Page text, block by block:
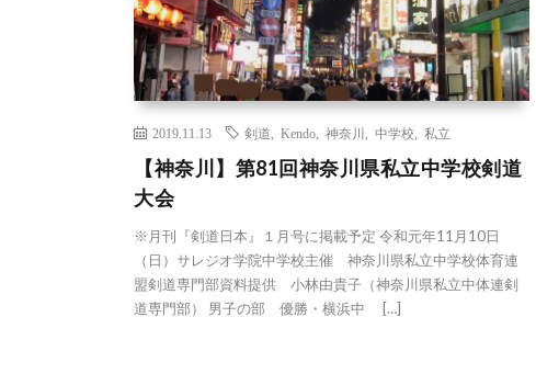
2019.11.13 剣道 Kendo 神奈川 中学校 私立
【神奈川】第81回神奈川県私立中学校剣道
大会
※月刊『剣道日本』１月号に掲載予定 令和元年11月10日
（日）サレジオ学院中学校主催 神奈川県私立中学校体育連
盟剣道専門部資料提供 小林由貴子（神奈川県私立中体連剣
道専門部） 男子の部 優勝・横浜中 […]